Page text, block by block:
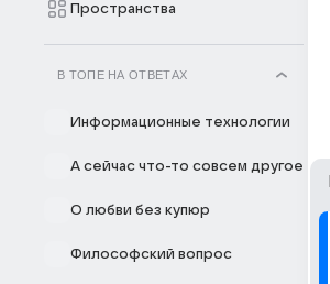
Пространства
В ТОПЕ НА ОТВЕТАХ
Информационные технологии
А сейчас что-то совсем другое
О любви без купюр
Философский вопрос